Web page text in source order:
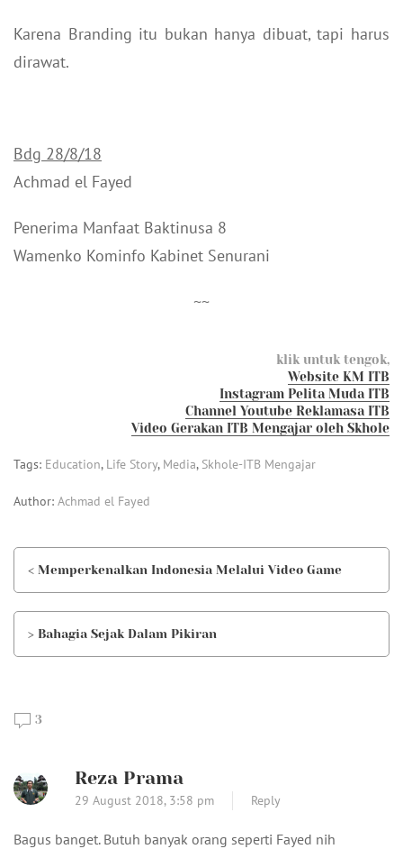
Karena Branding itu bukan hanya dibuat, tapi harus
dirawat.
Bdg 28/8/18
Achmad el Fayed
Penerima Manfaat Baktinusa 8
Wamenko Kominfo Kabinet Senurani
~~
klik untuk tengok,
Website KM ITB
Instagram Pelita Muda ITB
Channel Youtube Reklamasa ITB
Video Gerakan ITB Mengajar oleh Skhole
Tags: Education, Life Story, Media, Skhole-ITB Mengajar
Author: Achmad el Fayed
< Memperkenalkan Indonesia Melalui Video Game
> Bahagia Sejak Dalam Pikiran
3
Reza Prama
29 August 2018, 3:58 pm Reply
Bagus banget. Butuh banyak orang seperti Fayed nih